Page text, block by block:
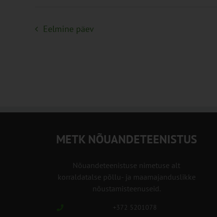
Eelmine päev
METK NÕUANDETEENISTUS
Nõuandeteenistuse nimetuse alt
korraldatalse põllu- ja maamajanduslikke
nõustamisteenuseid.
+372 5201078